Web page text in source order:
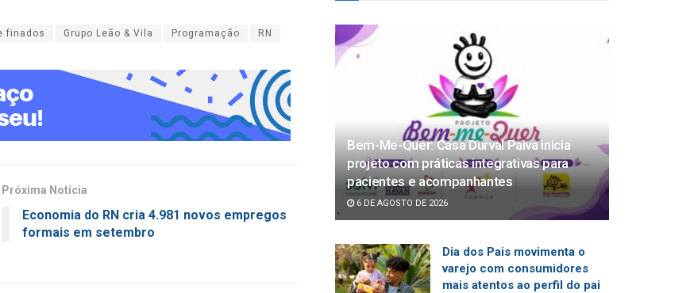
finados Grupo Leão & Vila Programação RN
Próxima Notícia
Economia do RN cria 4.981 novos empregos
formais em setembro
Bem-Me-Quer: Casa Durval Paiva inicia
projeto com práticas integrativas para
pacientes e acompanhantes
6 DE AGOSTO DE 2026
Dia dos Pais movimenta o
varejo com consumidores
mais atentos ao perfil do pai